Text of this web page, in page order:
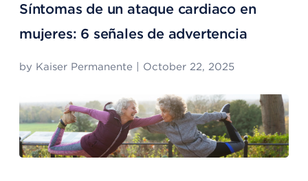
Síntomas de un ataque cardiaco en
mujeres: 6 señales de advertencia
by Kaiser Permanente October 22, 2025